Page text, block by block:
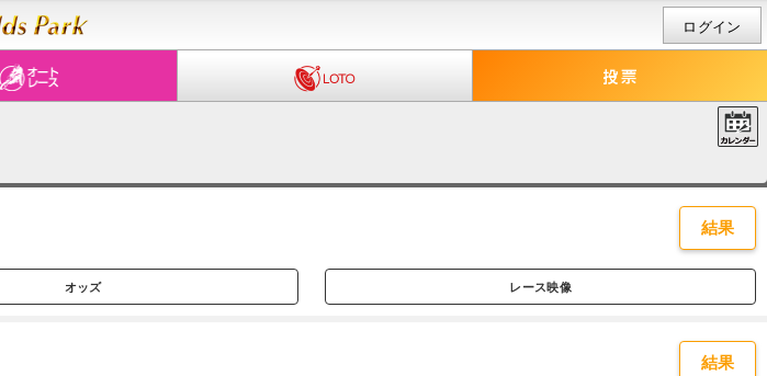
ログイン
結果
オッズ レース映像
結果